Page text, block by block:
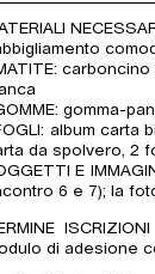
gomma-
album
da spolvero, 2
E
6 e 7); la
di adesione